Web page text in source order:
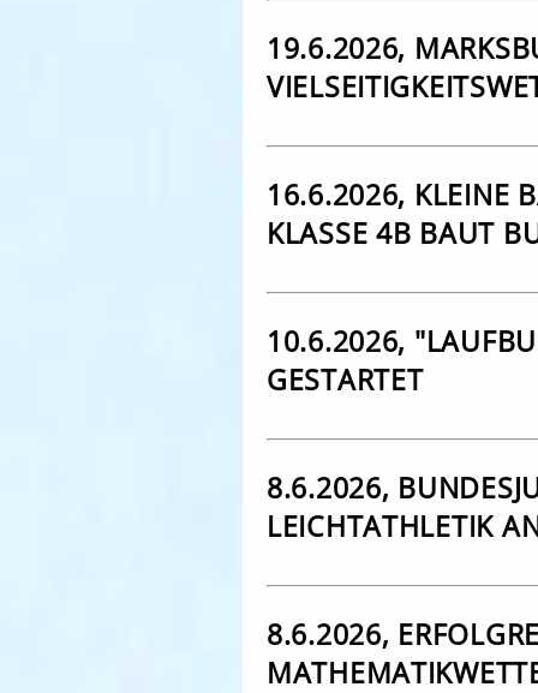
19.6.2026,
16.6.2026, KLEINE
LASSE 4B BAUT
10.6.2026,
GESTARTET
8.6.2026,
LEICHTATHLETIK
8.6.2026,